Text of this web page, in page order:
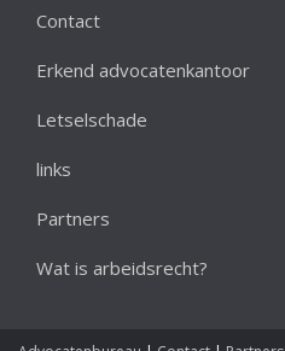
Contact
Erkend advocatenkantoor
Letselschade
links
Partners
Wat is arbeidsrecht?